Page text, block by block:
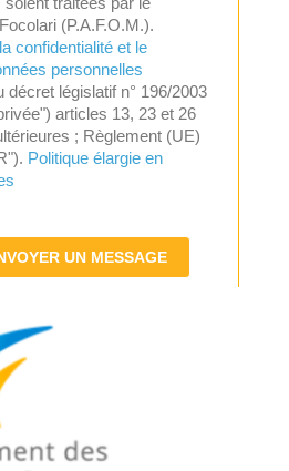
(P.A.F.O.M.).
confidentialité et le
personnelles
décret législatif n° 196/2003
articles 13, 23 et 26
; Règlement (UE)
Politique élargie en
UN MESSAGE